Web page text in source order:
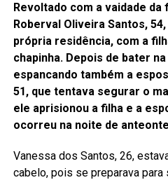
Revoltado com a vaidade da
Roberval Oliveira Santos,
própria residência, com a
chapinha. Depois de bater
espancando também a
51, que tentava segurar o
ele aprisionou a filha e a
ocorreu na noite de
Vanessa dos Santos, 26,
cabelo, pois se preparava para